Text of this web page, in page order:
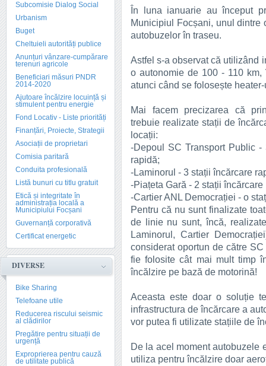
Subcomisie Dialog Social
Urbanism
Buget
Cheltuieli autorități publice
Anunțuri vânzare-cumpărare
terenuri agricole
Beneficiari măsuri PNDR
2014-2020
Ajutoare încălzire locuință și
stimulent pentru energie
Fond Locativ - Liste priorități
Finanțări, Proiecte, Strategii
Asociații de proprietari
Comisia paritară
Conduita profesională
Listă bunuri cu titlu gratuit
Etică și integritate în
administrația locală a
Municipiului Focșani
Guvernanță corporativă
Certificat energetic
DIVERSE
Bike Sharing
Telefoane utile
Reducerea riscului seismic
al clădirilor
Pregătire pentru situații de
urgență
Exproprierea pentru cauză
de utilitate publică
În luna ianuarie au început
Municipiul Focșani, unul dintre
autobuzelor în traseu.
Astfel s-a observat că utilizând
o autonomie de 100 - 110
atunci când se folosește
Mai facem precizarea că
trebuie realizate stații de
locații:
-Depoul SC Transport Public
rapidă;
-Laminorul - 3 stații încărcare
-Piațeta Gară - 2 stații încărcare
-Cartier ANL Democrației - o
Pentru că nu sunt finalizate
de linie nu sunt, încă,
Laminorul, Cartier
considerat oportun de către
fie folosite cât mai mult timp
încălzire pe bază de motorină!
Aceasta este doar o soluție
infrastructura de încărcare a
vor putea fi utilizate stațiile de
De la acel moment autobuzele
utiliza pentru încălzire doar